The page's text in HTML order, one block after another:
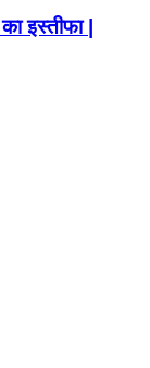
इस्तीफा |